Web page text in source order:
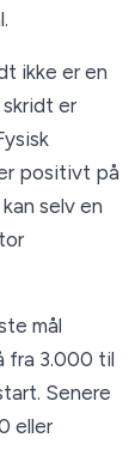
ikke er en
er
positivt på
selv en
mål
fra 3.000 til
Senere
eller